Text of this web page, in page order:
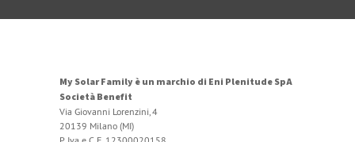
My Solar Family è un marchio di Eni Plenitude SpA
Società Benefit
Via Giovanni Lorenzini, 4
20139 Milano (MI)